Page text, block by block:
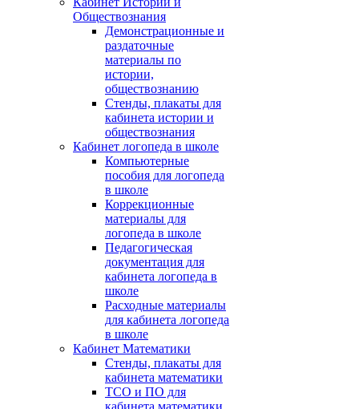
Обществознания
Демонстрационные и
раздаточные
материалы по
истории,
обществознанию
Стенды, плакаты для
кабинета истории и
обществознания
Кабинет логопеда в школе
Компьютерные
пособия для логопеда
в школе
Коррекционные
материалы для
логопеда в школе
Педагогическая
документация для
кабинета логопеда в
школе
Расходные материалы
для кабинета логопеда
в школе
Кабинет Математики
Стенды, плакаты для
кабинета математики
ТСО и ПО для
кабинета математики